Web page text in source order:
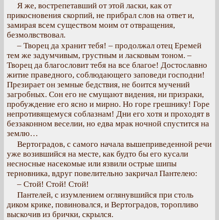
Я же, вострепетавший от этой ласки, как от
прикосновения скорпий, не прибрал слов на ответ и,
замирая всем существом моим от отвращения,
безмолвствовал.
– Творец да хранит тебя! – продолжал отец Еремей
тем же задумчивым, грустным и ласковым тоном. –
Творец да благословит тебя на все благое! Достославно
житие праведного, соблюдающего заповеди господни!
Презирает он земные бедствия, не боится мучений
загробных. Сон его не смущают видения, ни призраки,
пробуждение его ясно и мирно. Но горе грешнику! Горе
непротивящемуся соблазнам! Дни его хотя и проходят в
беззаконном веселии, но едва мрак ночной спустится на
землю…
Вертоградов, с самого начала вышеприведенной речи
уже возившийся на месте, как будто бы его кусали
несносные насекомые или язвили острые шипы
терновника, вдруг повелительно закричал Пантелею:
– Стой! Стой! Стой!
Пантелей, с изумлением оглянувшийся при столь
диком крике, повиновался, и Вертоградов, торопливо
выскочив из брички, скрылся.